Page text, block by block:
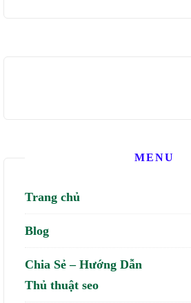
MENU
Trang chủ
Blog
Chia Sẻ – Hướng Dẫn
Thủ thuật seo